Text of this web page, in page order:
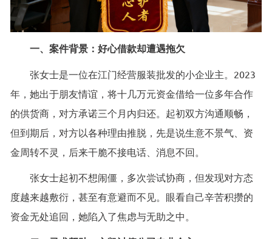
一、案件背景：好心借款却遭遇拖欠
张女士是一位在江门经营服装批发的小企业主。2023
年，她出于朋友情谊，将十几万元资金借给一位多年合作
的供货商，对方承诺三个月内归还。起初双方沟通顺畅，
但到期后，对方以各种理由推脱，先是说生意不景气、资
金周转不灵，后来干脆不接电话、消息不回。
张女士起初不想闹僵，多次尝试协商，但发现对方态
度越来越敷衍，甚至有意避而不见。眼看自己辛苦积攒的
资金无处追回，她陷入了焦虑与无助之中。